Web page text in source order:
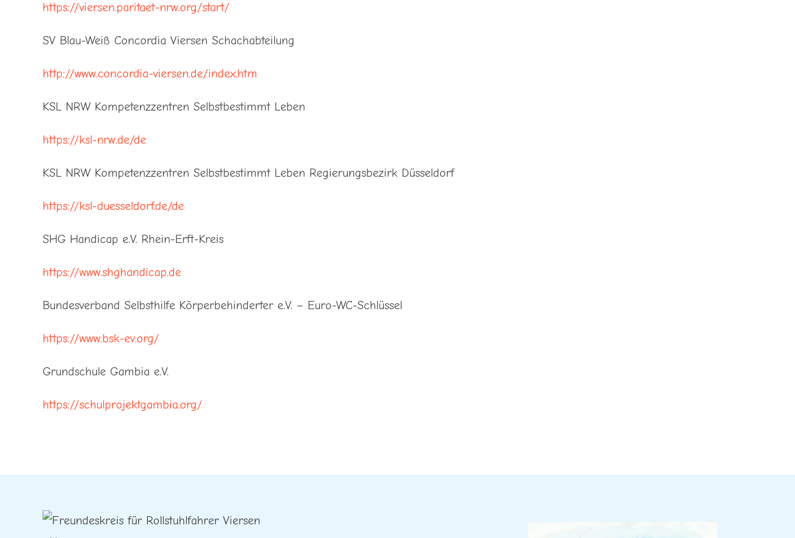
https://viersen.paritaet-nrw.org/start/
SV Blau-Weiß Concordia Viersen Schachabteilung
http://www.concordia-viersen.de/index.htm
KSL NRW Kompetenzzentren Selbstbestimmt Leben
https://ksl-nrw.de/de
KSL NRW Kompetenzzentren Selbstbestimmt Leben Regierungsbezirk Düsseldorf
https://ksl-duesseldorf.de/de
SHG Handicap e.V. Rhein-Erft-Kreis
https://www.shghandicap.de
Bundesverband Selbsthilfe Körperbehinderter e.V. – Euro-WC-Schlüssel
https://www.bsk-ev.org/
Grundschule Gambia e.V.
https://schulprojektgambia.org/